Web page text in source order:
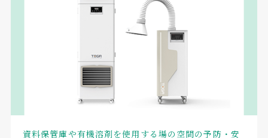
資料保管庫や有機溶剤を使用する場の空間の予防・安